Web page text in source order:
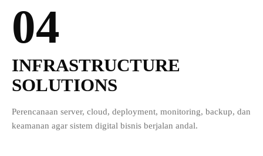
04
INFRASTRUCTURE
SOLUTIONS
Perencanaan server, cloud, deployment, monitoring, backup, dan
keamanan agar sistem digital bisnis berjalan andal.